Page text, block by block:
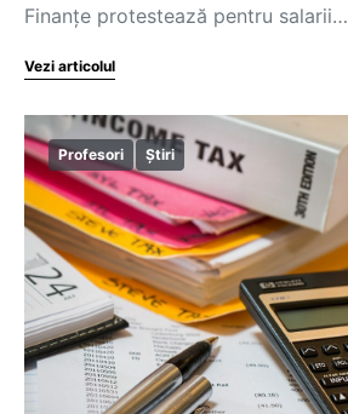
Finanțe protestează pentru salarii…
Vezi articolul
Profesori Știri